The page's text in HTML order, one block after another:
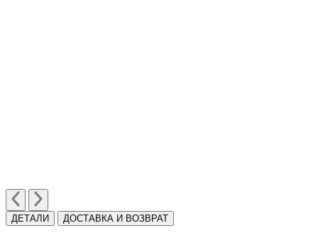
ДЕТАЛИ ДОСТАВКА И ВОЗВРАТ